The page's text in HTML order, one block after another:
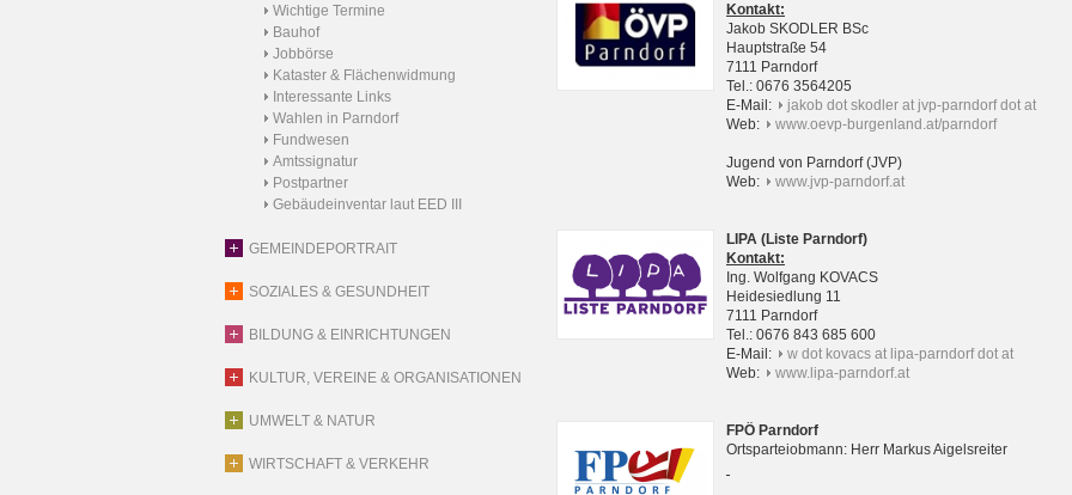
Wichtige Termine
Bauhof
Jobbörse
Kataster & Flächenwidmung
Interessante Links
Wahlen in Parndorf
Fundwesen
Amtssignatur
Postpartner
Gebäudeinventar laut EED III
GEMEINDEPORTRAIT
SOZIALES & GESUNDHEIT
BILDUNG & EINRICHTUNGEN
KULTUR, VEREINE & ORGANISATIONEN
UMWELT & NATUR
WIRTSCHAFT & VERKEHR
Kontakt:
Jakob SKODLER BSc
Hauptstraße 54
7111 Parndorf
Tel.: 0676 3564205
E-Mail:
jakob dot skodler at jvp-parndorf dot at
Web:
www.oevp-burgenland.at/parndorf
Jugend von Parndorf (JVP)
Web:
www.jvp-parndorf.at
LIPA (Liste Parndorf)
Kontakt:
Ing. Wolfgang KOVACS
Heidesiedlung 11
7111 Parndorf
Tel.: 0676 843 685 600
E-Mail:
w dot kovacs at lipa-parndorf dot at
Web:
www.lipa-parndorf.at
FPÖ Parndorf
Ortsparteiobmann: Herr Markus Aigelsreiter